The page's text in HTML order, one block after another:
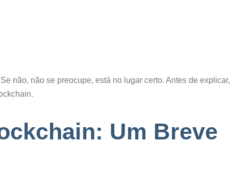
não, não se preocupe, está no lugar certo. Antes de explicar,
Um Breve